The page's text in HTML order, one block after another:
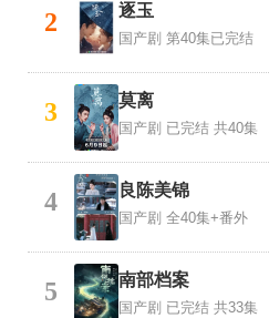
2 逐玉
国产剧 第40集已完结
3 莫离
国产剧 已完结 共40集
4 良陈美锦
国产剧 全40集+番外
5 南部档案
国产剧 已完结 共33集